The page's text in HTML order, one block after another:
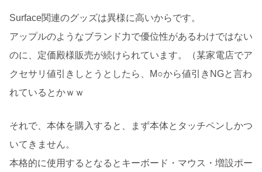
Surface関連のグッズは異様に高いからです。
アップルのようなブランド力で優位性があるわけではない
のに、定価殿様販売が続けられています。（某家電店でア
クセサリ値引きしとうとしたら、M○から値引きNGと言わ
れているとかｗｗ
それで、本体を購入すると、まず本体とタッチペンしかつ
いてきません。
本格的に使用するとなるとキーボード・マウス・増設ポー